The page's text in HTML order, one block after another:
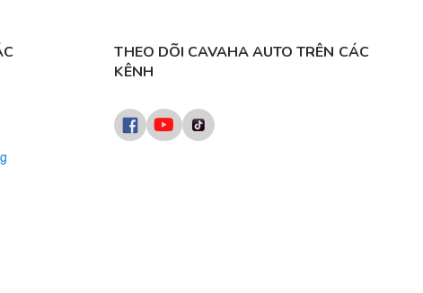
THEO DÕI CAVAHA AUTO TRÊN CÁC
KÊNH